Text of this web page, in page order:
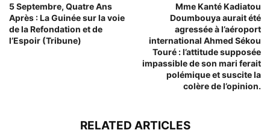
5 Septembre, Quatre Ans
Après : La Guinée sur la voie
de la Refondation et de
l’Espoir (Tribune)
Mme Kanté Kadiatou
Doumbouya aurait été
agressée à l’aéroport
international Ahmed Sékou
Touré : l’attitude supposée
impassible de son mari ferait
polémique et suscite la
colère de l’opinion.
RELATED ARTICLES